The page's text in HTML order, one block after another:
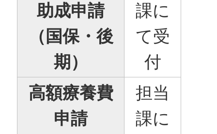
助成申請
（国保・後
期）
課に
て受
付
高額療養費
申請
担当
課に